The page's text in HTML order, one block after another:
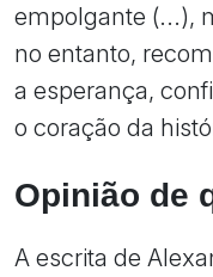
empolgante (...),
no entanto,
a esperança,
o coração da
Opinião de
A escrita de